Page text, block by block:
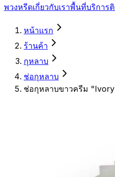
พวงหรีดเกี่ยวกับเราพื้นที่บริการ
หน้าแรก
ร้านค้า
กุหลาบ
ช่อกุหลาบ
ช่อกุหลาบขาวครีม